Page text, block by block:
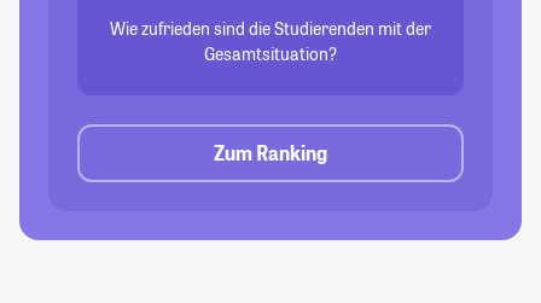
Wie zufrieden sind die Studierenden mit der
Gesamtsituation?
Zum Ranking